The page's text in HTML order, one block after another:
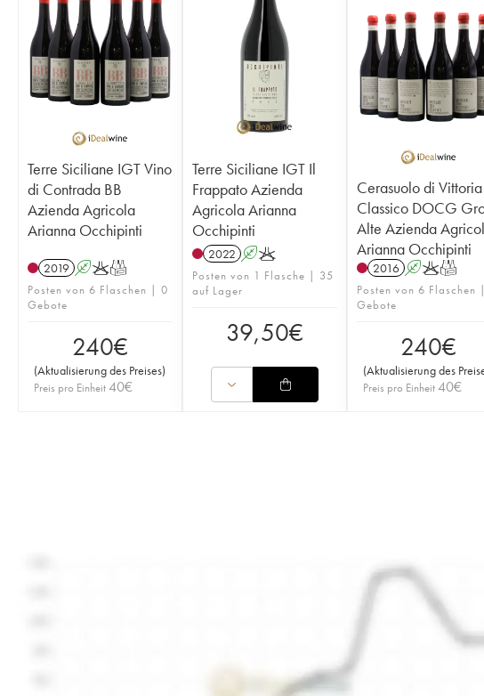
Terre Siciliane IGT Vino
di Contrada BB
Azienda Agricola
Arianna Occhipinti
2019 AKT
Posten von 6 Flaschen | 0
Gebote
240€
(Aktualisierung des Preises)
Preis pro Einheit40€
Terre Siciliane IGT Il
Frappato Azienda
Agricola Arianna
Occhipinti
2022 AK
Posten von 1 Flasche | 35
auf Lager
39,50€
Cerasuolo di Vittoria
Classico DOCG
Alte Azienda
Arianna Occhipinti
2016 AKT
Posten von 6 Flaschen
Gebote
240€
(Aktualisierung des
Preis pro Einheit40€